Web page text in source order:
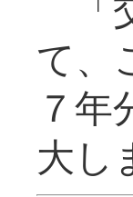
て、
７
大